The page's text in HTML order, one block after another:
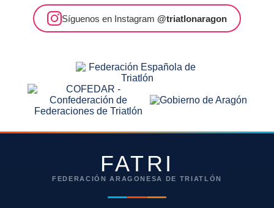
Síguenos en Instagram @triatlonaragon
FATRI
FEDERACIÓN ARAGONESA DE TRIATLÓN